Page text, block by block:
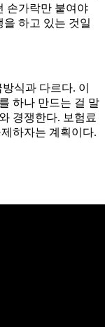
손가락만 붙여야
하고 있는 것일
식과 다르다. 이
하나 만드는 걸 말
경쟁한다. 보험료
하자는 계획이다.